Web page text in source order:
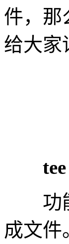
件，那
给大家
tee
功能
成文件